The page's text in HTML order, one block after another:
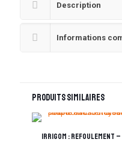
Description
Informations
Produits similaires
IRRIGOM : Refoulement –